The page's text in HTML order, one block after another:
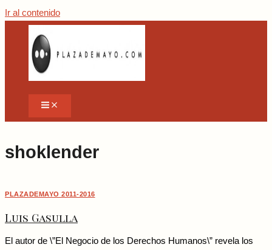
Ir al contenido
shoklender
PLAZADEMAYO 2011-2016
Luis Gasulla
El autor de \”El Negocio de los Derechos Humanos\” revela los